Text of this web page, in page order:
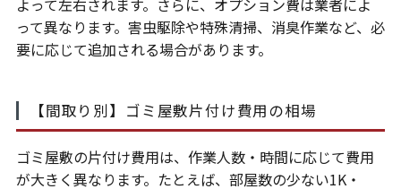
よって左右されます。さらに、オプション費は業者によ
って異なります。害虫駆除や特殊清掃、消臭作業など、必
要に応じて追加される場合があります。
【間取り別】ゴミ屋敷片付け費用の相場
ゴミ屋敷の片付け費用は、作業人数・時間に応じて費用
が大きく異なります。たとえば、部屋数の少ない1K・